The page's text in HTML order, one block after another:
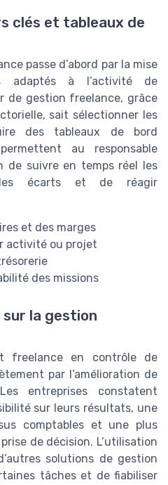
clés et tableaux de
passe d’abord par la mise
adaptés à l’activité de
de gestion freelance, grâce
sait sélectionner les
des tableaux de bord
au responsable
de suivre en temps réel les
les écarts et de réagir
et des marges
activité ou projet
des missions
sur la gestion
freelance en contrôle de
par l’amélioration de
entreprises constatent
sur leurs résultats, une
comptables et une plus
de décision. L’utilisation
solutions de gestion
tâches et de fiabiliser